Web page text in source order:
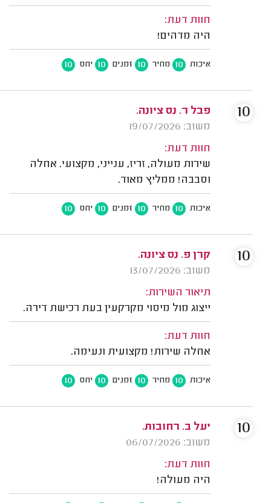
חוות דעת:
היה מדהים!
איכות 10 מחיר 10 זמנים 10 יחס 10
פבל ר. נס ציונה.
משוב: 19/07/2026
חוות דעת:
שירות מעולה, זריז, ענייני, מקצועי. אחלה
וסבבה! ממליץ מאוד.
איכות 10 מחיר 10 זמנים 10 יחס 10
10
קרן פ. נס ציונה.
משוב: 13/07/2026
תיאור השירות:
ייצוג מול מיסוי מקרקעין בעת רכישת דירה.
חוות דעת:
אחלה שירות! מקצועית ונעימה.
איכות 10 מחיר 10 זמנים 10 יחס 10
10
יעל ב. רחובות.
משוב: 06/07/2026
חוות דעת:
היה מעולה!
10